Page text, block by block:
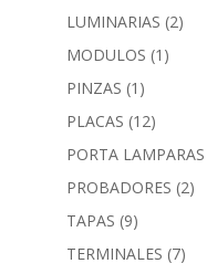
LUMINARIAS (2)
MODULOS (1)
PINZAS (1)
PLACAS (12)
PORTA LAMPARAS
PROBADORES (2)
TAPAS (9)
TERMINALES (7)